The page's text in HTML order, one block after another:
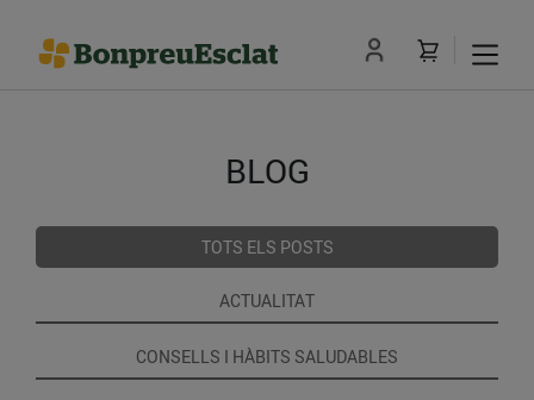
BLOG
TOTS ELS POSTS
ACTUALITAT
CONSELLS I HÀBITS SALUDABLES